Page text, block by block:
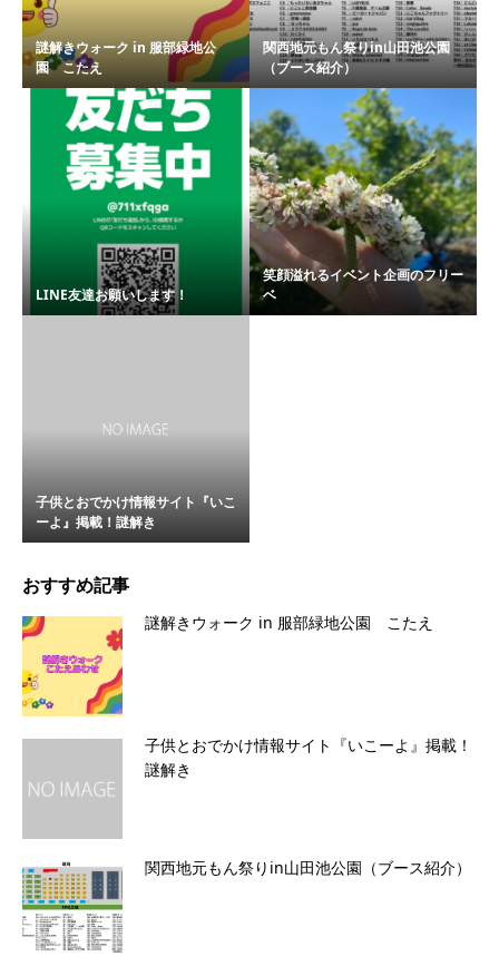
謎解きウォーク in 服部緑地公
園 こたえ
関西地元もん祭りin山田池公園
（ブース紹介）
LINE友達お願いします！
笑顔溢れるイベント企画のフリー
ベ
子供とおでかけ情報サイト『いこ
ーよ』掲載！謎解き
おすすめ記事
謎解きウォーク in 服部緑地公園 こたえ
子供とおでかけ情報サイト『いこーよ』掲載！
謎解き
関西地元もん祭りin山田池公園（ブース紹介）